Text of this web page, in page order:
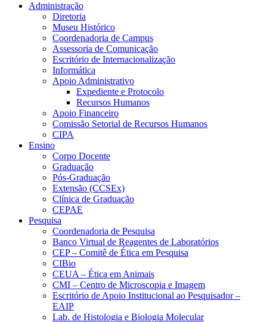
Administração
Diretoria
Museu Histórico
Coordenadoria de Campus
Assessoria de Comunicação
Escritório de Internacionalização
Informática
Apoio Administrativo
Expediente e Protocolo
Recursos Humanos
Apoio Financeiro
Comissão Setorial de Recursos Humanos
CIPA
Ensino
Corpo Docente
Graduação
Pós-Graduação
Extensão (CCSEx)
Clínica de Graduação
CEPAE
Pesquisa
Coordenadoria de Pesquisa
Banco Virtual de Reagentes de Laboratórios
CEP – Comitê de Ética em Pesquisa
CIBio
CEUA – Ética em Animais
CMI – Centro de Microscopia e Imagem
Escritório de Apoio Institucional ao Pesquisador –
EAIP
Lab. de Histologia e Biologia Molecular